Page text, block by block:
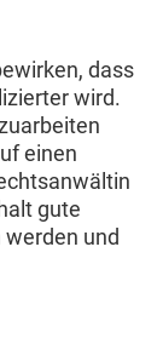
dass
wird.
einen
gute
und